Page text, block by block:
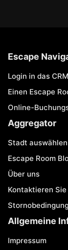
Escape
Login in das CRM
Einen Escape
Online-
Aggregator
Stadt auswählen
Escape Room
Über uns
Kontaktieren
Allgemeine
Impressum